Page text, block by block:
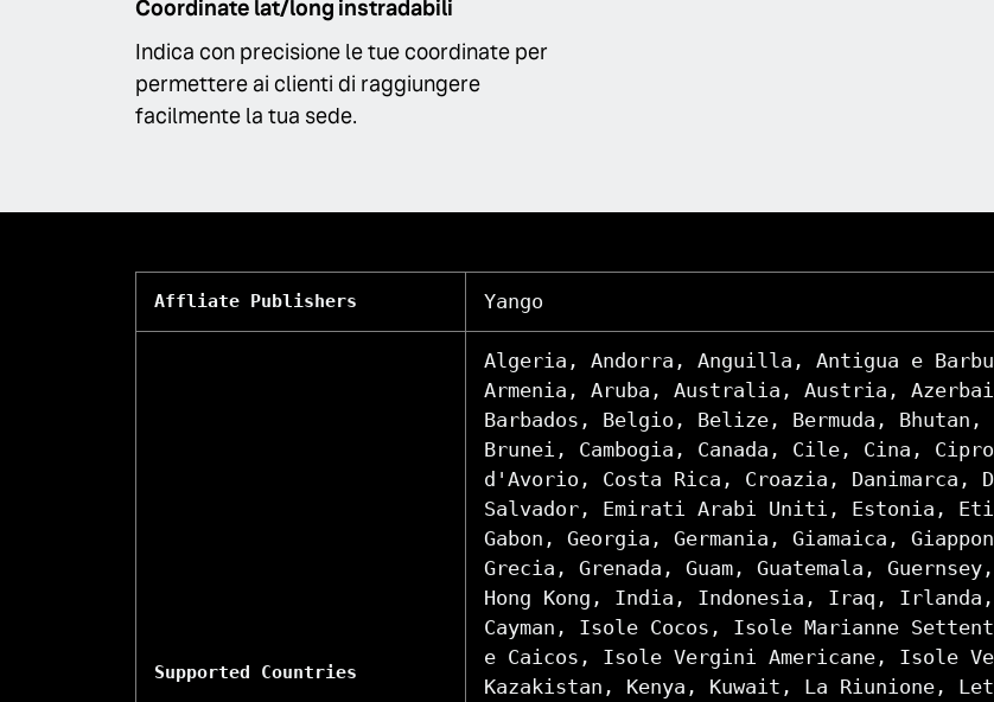
Coordinate lat/long instradabili
Indica con precisione le tue coordinate per
permettere ai clienti di raggiungere
facilmente la tua sede.
Affliate Publishers Yango
Supported Countries
Algeria, Andorra, Anguilla, Antigua e
Armenia, Aruba, Australia, Austria,
Barbados, Belgio, Belize, Bermuda,
Brunei, Cambogia, Canada, Cile, Cina,
d'Avorio, Costa Rica, Croazia, Danimarca,
Salvador, Emirati Arabi Uniti, Estonia,
Gabon, Georgia, Germania, Giamaica,
Grecia, Grenada, Guam, Guatemala,
Hong Kong, India, Indonesia, Iraq,
Cayman, Isole Cocos, Isole Marianne
e Caicos, Isole Vergini Americane,
Kazakistan, Kenya, Kuwait, La Riunione,